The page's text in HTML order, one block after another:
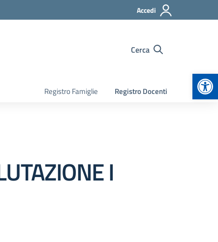
Accedi
Cerca
Registro Famiglie Registro Docenti
I